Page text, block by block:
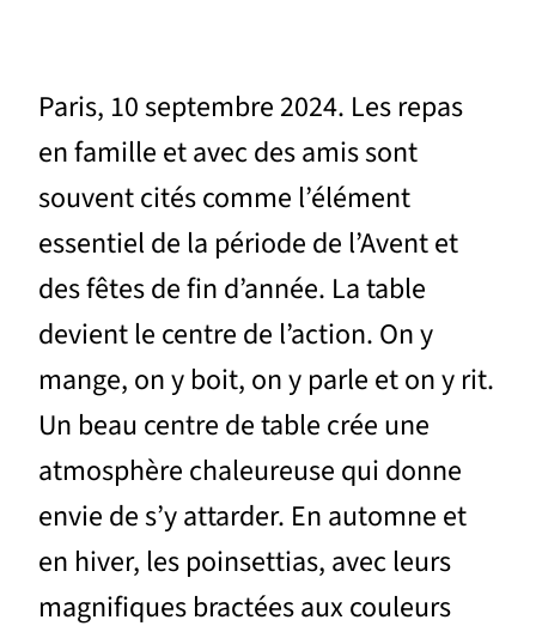
Paris, 10 septembre 2024. Les repas
en famille et avec des amis sont
souvent cités comme l’élément
essentiel de la période de l’Avent et
des fêtes de fin d’année. La table
devient le centre de l’action. On y
mange, on y boit, on y parle et on y rit.
Un beau centre de table crée une
atmosphère chaleureuse qui donne
envie de s’y attarder. En automne et
en hiver, les poinsettias, avec leurs
magnifiques bractées aux couleurs